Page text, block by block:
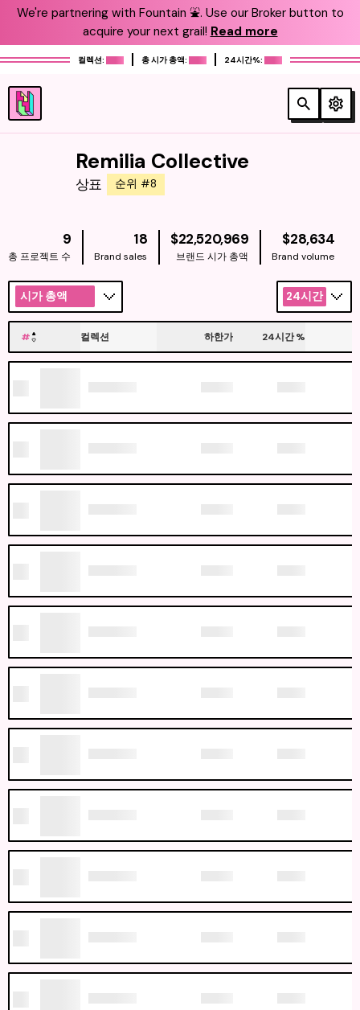
We're partnering with Fountain ⛲️. Use our Broker button to
acquire your next grail! Read more
컬렉션: 총 시가 총액: 24시간%:
Remilia Collective
상표 순위 #8
9
총 프로젝트 수
18
Brand sales
$22,520,969NATIVE
브랜드 시가 총액
$28,634
Brand volume
시가 총액 24시간
# 컬렉션 하한가 24시간%